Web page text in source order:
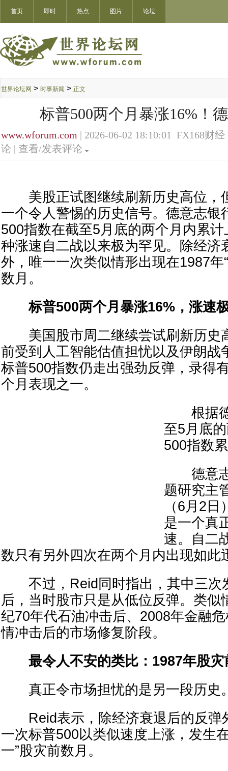
首页 即时 热点 图片 论坛
世界论坛网 > 时事新闻 > 正文
标普500两个月暴涨16%！
www.wforum.com | 2026-06-02 18:10:01 FX168财
论 | 查看/发表评论
美股正试图继续刷新历史高位，
一个令人警惕的历史信号。德意志银
500指数在截至5月底的两个月内累
种涨速自二战以来极为罕见。除经济
外，唯一一次类似情形出现在1987年
数月。
标普500两个月暴涨16%，涨速
美国股市周二继续尝试刷新历史
前受到人工智能估值担忧以及伊朗战
标普500指数仍走出强劲反弹，录得
个月表现之一。
根据德
至5月底
500指数
德意志
题研究主
（6月2
是一个真
速。自二
数只有另外四次在两个月内出现如此
不过，Reid同时指出，其中三次
后，当时股市只是从低位反弹。类似
纪70年代石油冲击后、2008年金融
情冲击后的市场修复阶段。
最令人不安的类比：1987年股灾
真正令市场担忧的是另一段历史
Reid表示，除经济衰退后的反弹
一次标普500以类似速度上涨，发生
一”股灾前数月。